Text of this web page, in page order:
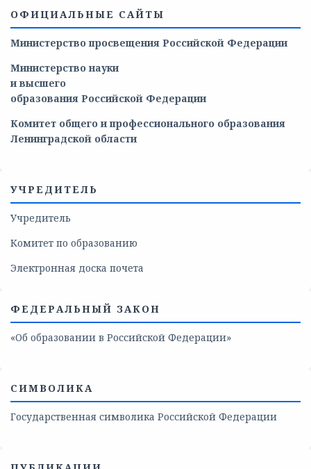
ОФИЦИАЛЬНЫЕ САЙТЫ
Министерство просвещения Российской Федерации
Министерство науки
и высшего
образования Российской Федерации
Комитет общего и профессионального образования
Ленинградской области
УЧРЕДИТЕЛЬ
Учредитель
Комитет по образованию
Электронная доска почета
ФЕДЕРАЛЬНЫЙ ЗАКОН
«Об образовании в Российской Федерации»
СИМВОЛИКА
Государственная символика Российской Федерации